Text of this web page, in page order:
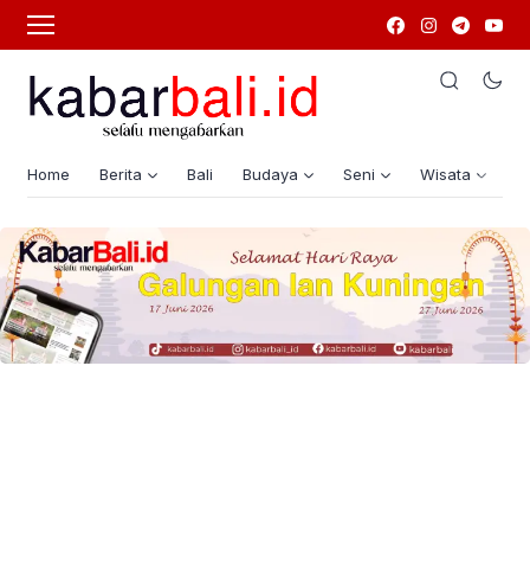
Home Berita Bali Budaya Seni Wisata